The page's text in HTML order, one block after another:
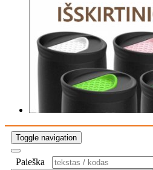
Toggle navigation
Paieška